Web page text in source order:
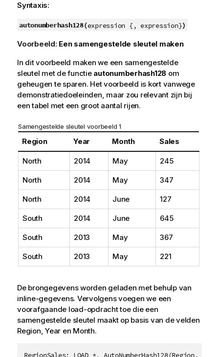
Syntaxis:
autonumberhash128(expression {, expression})
Voorbeeld: Een samengestelde sleutel maken
In dit voorbeeld maken we een samengestelde
sleutel met de functie autonumberhash128 om
geheugen te sparen. Het voorbeeld is kort vanwege
demonstratiedoeleinden, maar zou relevant zijn bij
een tabel met een groot aantal rijen.
Samengestelde sleutel voorbeeld 1
Region Year Month Sales
North 2014 May 245
North 2014 May 347
North 2014 June 127
South 2014 June 645
South 2013 May 367
South 2013 May 221
De brongegevens worden geladen met behulp van
inline-gegevens. Vervolgens voegen we een
voorafgaande load-opdracht toe die een
samengestelde sleutel maakt op basis van de velden
Region Year en Month.